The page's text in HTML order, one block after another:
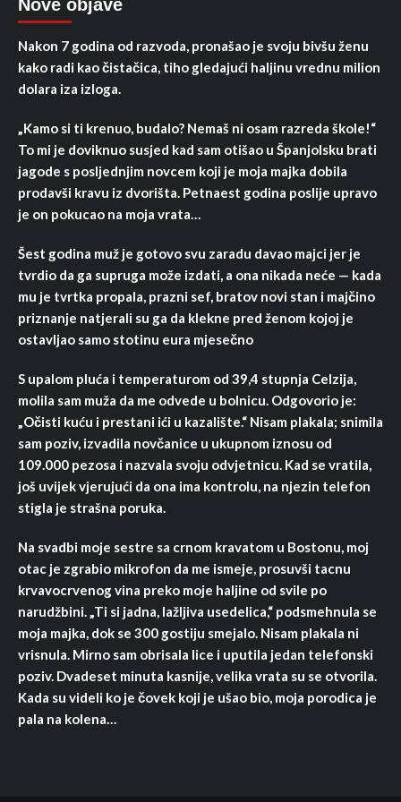
Nove objave
Nakon 7 godina od razvoda, pronašao je svoju bivšu ženu
kako radi kao čistačica, tiho gledajući haljinu vrednu milion
dolara iza izloga.
„Kamo si ti krenuo, budalo? Nemaš ni osam razreda škole!“
To mi je doviknuo susjed kad sam otišao u Španjolsku brati
jagode s posljednjim novcem koji je moja majka dobila
prodavši kravu iz dvorišta. Petnaest godina poslije upravo
je on pokucao na moja vrata…
Šest godina muž je gotovo svu zaradu davao majci jer je
tvrdio da ga supruga može izdati, a ona nikada neće — kada
mu je tvrtka propala, prazni sef, bratov novi stan i majčino
priznanje natjerali su ga da klekne pred ženom kojoj je
ostavljao samo stotinu eura mjesečno
S upalom pluća i temperaturom od 39,4 stupnja Celzija,
molila sam muža da me odvede u bolnicu. Odgovorio je:
„Očisti kuću i prestani ići u kazalište.“ Nisam plakala; snimila
sam poziv, izvadila novčanice u ukupnom iznosu od
109.000 pezosa i nazvala svoju odvjetnicu. Kad se vratila,
još uvijek vjerujući da ona ima kontrolu, na njezin telefon
stigla je strašna poruka.
Na svadbi moje sestre sa crnom kravatom u Bostonu, moj
otac je zgrabio mikrofon da me ismeje, prosuvši tacnu
krvavocrvenog vina preko moje haljine od svile po
narudžbini. „Ti si jadna, lažljiva usedelica,“ podsmehnula se
moja majka, dok se 300 gostiju smejalo. Nisam plakala ni
vrisnula. Mirno sam obrisala lice i uputila jedan telefonski
poziv. Dvadeset minuta kasnije, velika vrata su se otvorila.
Kada su videli ko je čovek koji je ušao bio, moja porodica je
pala na kolena…